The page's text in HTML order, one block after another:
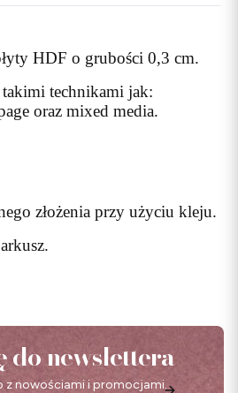
HDF o grubości 0,3 cm.
technikami jak:
oraz mixed media.
złożenia przy użyciu kleju.
do newslettera
z nowościami i promocjami.